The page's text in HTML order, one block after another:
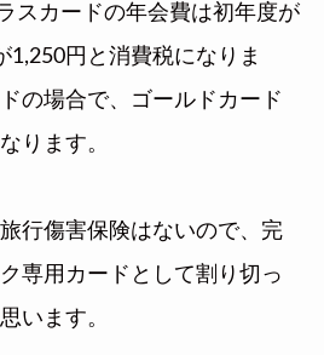
スカードの年会費は初年度が
1,250円と消費税になりま
の場合で、ゴールドカード
ります。
行傷害保険はないので、完
専用カードとして割り切っ
います。